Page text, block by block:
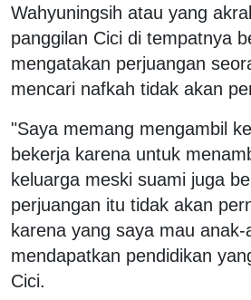
Wahyuningsih atau yang
panggilan Cici di tempatnya
mengatakan perjuangan
mencari nafkah tidak akan
"Saya memang mengambil
bekerja karena untuk
keluarga meski suami juga
perjuangan itu tidak akan
karena yang saya mau anak-
mendapatkan pendidikan
Cici.